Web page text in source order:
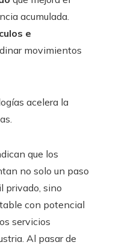
acumulada.
e
movimientos
acelera la
que los
no solo un paso
privado, sino
con potencial
servicios
Al pasar de